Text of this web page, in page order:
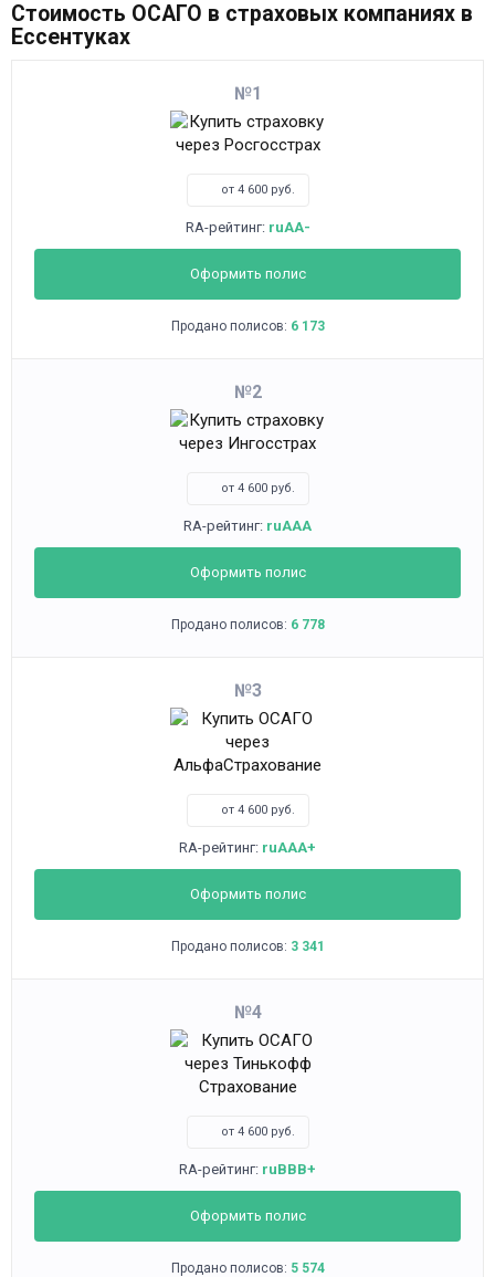
Стоимость ОСАГО в страховых компаниях в
Ессентуках
1
от 4 600 руб.
RA-рейтинг: ruAA-
Оформить полис
Продано полисов: 6 173
2
от 4 600 руб.
RA-рейтинг: ruAAA
Оформить полис
Продано полисов: 6 778
3
от 4 600 руб.
RA-рейтинг: ruAAA+
Оформить полис
Продано полисов: 3 341
4
от 4 600 руб.
RA-рейтинг: ruBBB+
Оформить полис
Продано полисов: 5 574